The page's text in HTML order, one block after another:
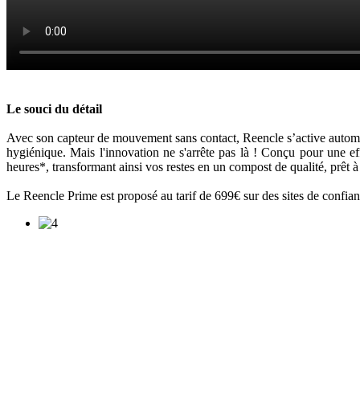
Le souci du détail
Avec son capteur de mouvement sans contact, Reencle s’active
hygiénique. Mais l'innovation ne s'arrête pas là ! Conçu pour une
heures*, transformant ainsi vos restes en un compost de qualité, prêt
Le Reencle Prime est proposé au tarif de 699€ sur des sites de